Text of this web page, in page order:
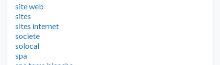
site web
sites
sites internet
societe
solocal
spa